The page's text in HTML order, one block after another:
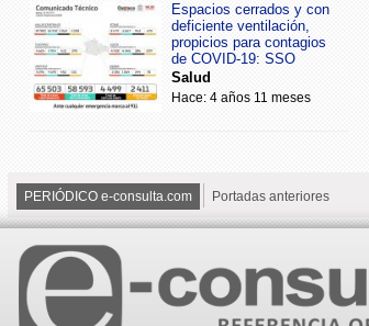
Espacios cerrados y con
deficiente ventilación,
propicios para contagios
de COVID-19: SSO
Salud
Hace: 4 años 11 meses
PERIÓDICO e-consulta.com Portadas anteriores